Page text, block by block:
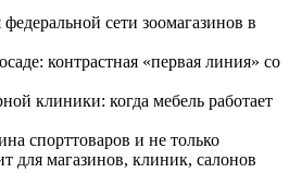
спорттоваров и не только
для магазинов, клиник, салонов